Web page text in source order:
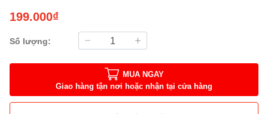
199.000₫
Số lượng:
MUA NGAY
Giao hàng tận nơi hoặc nhận tại cửa hàng